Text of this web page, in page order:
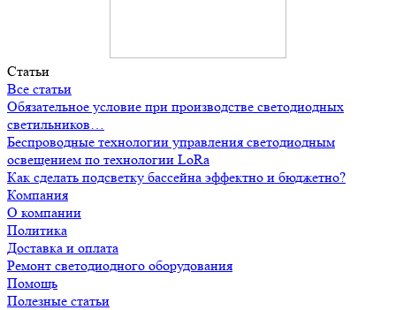
Статьи
Все статьи
Обязательное условие при производстве светодиодных
светильников…
Беспроводные технологии управления светодиодным
освещением по технологии LoRa
Как сделать подсветку бассейна эффектно и бюджетно?
Компания
О компании
Политика
Доставка и оплата
Ремонт светодиодного оборудования
Помощь
Полезные статьи